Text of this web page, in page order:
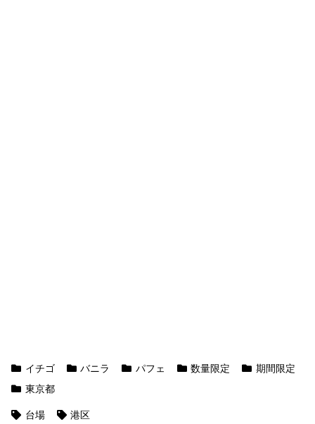
イチゴ バニラ パフェ 数量限定
期間限定
東京都
台場 港区